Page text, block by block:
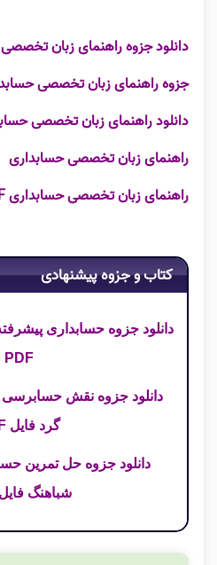
دانلود جزوه راهنمای زبان
جزوه راهنمای زبان تخصصی
دانلود راهنمای زبان تخصصی
راهنمای زبان تخصصی حسابداری
راهنمای زبان تخصصی حسابداری PDF
کتاب و جزوه پیشنهادی
PDF
دانلود جزوه نقش حسابرسی
گرد فایل PDF
دانلود جزوه حل تمرین
شباهنگ فایل PDF